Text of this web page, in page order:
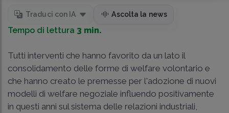
Traduci con IA Ascolta la news
Tempo di lettura 3 min.
Tutti interventi che hanno favorito da un lato il
consolidamento delle forme di welfare volontario e
che hanno creato le premesse per l'adozione di nuovi
modelli di welfare negoziale influendo positivamente
in questi anni sul sistema delle relazioni industriali,